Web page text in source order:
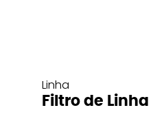
Linha
Filtro de Linha